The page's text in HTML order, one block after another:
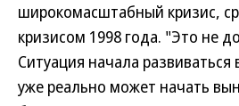
широкомасштабный кризис,
кризисом 1998 года. "Это не
Ситуация начала
уже реально может начать